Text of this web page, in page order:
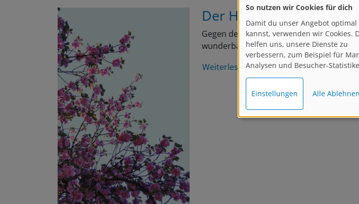
Der Himmel als
Gegen den Himmel zu fotografieren
wunderbares Motiv, ist aber gar nicht
Weiterlesen
Damit du unser Angebot optimal
kannst, verwenden wir Cookies.
helfen uns, unsere Dienste zu
verbessern, zum Beispiel für
Analysen und Besucher-
Einstellungen